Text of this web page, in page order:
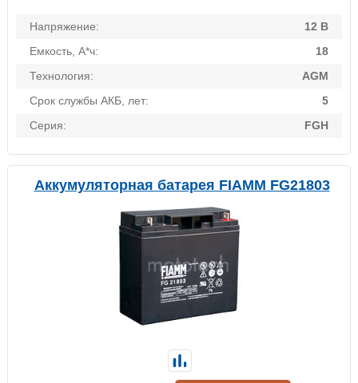
Напряжение:
12 В
Емкость, А*ч:
18
Технология:
AGM
Срок службы АКБ, лет:
5
Серия:
FGH
Аккумуляторная батарея FIAMM FG21803